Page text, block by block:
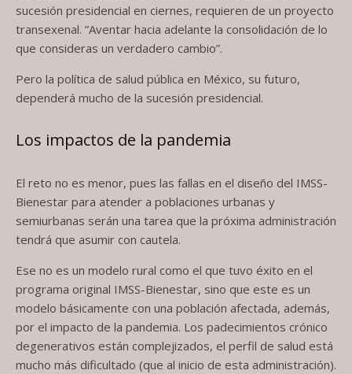
sucesión presidencial en ciernes, requieren de un proyecto
transexenal. ”Aventar hacia adelante la consolidación de lo
que consideras un verdadero cambio”.
Pero la política de salud pública en México, su futuro,
dependerá mucho de la sucesión presidencial.
Los impactos de la pandemia
El reto no es menor, pues las fallas en el diseño del IMSS-
Bienestar para atender a poblaciones urbanas y
semiurbanas serán una tarea que la próxima administración
tendrá que asumir con cautela.
Ese no es un modelo rural como el que tuvo éxito en el
programa original IMSS-Bienestar, sino que este es un
modelo básicamente con una población afectada, además,
por el impacto de la pandemia. Los padecimientos crónico
degenerativos están complejizados, el perfil de salud está
mucho más dificultado (que al inicio de esta administración).